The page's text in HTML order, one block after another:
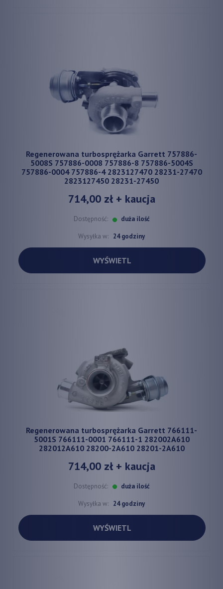
Regenerowana turbosprężarka Garrett 757886-
5008S 757886-0008 757886-8 757886-5004S
757886-0004 757886-4 2823127470 28231-27470
2823127450 28231-27450
714,00 zł+ kaucja
Dostępność: duża ilość
Wysyłka w: 24 godziny
WYŚWIETL
Regenerowana turbosprężarka Garrett 766111-
5001S 766111-0001 766111-1 282002A610
282012A610 28200-2A610 28201-2A610
714,00 zł+ kaucja
Dostępność: duża ilość
Wysyłka w: 24 godziny
WYŚWIETL